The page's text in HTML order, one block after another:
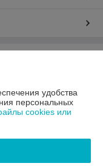
удобства
персональных
cookies или